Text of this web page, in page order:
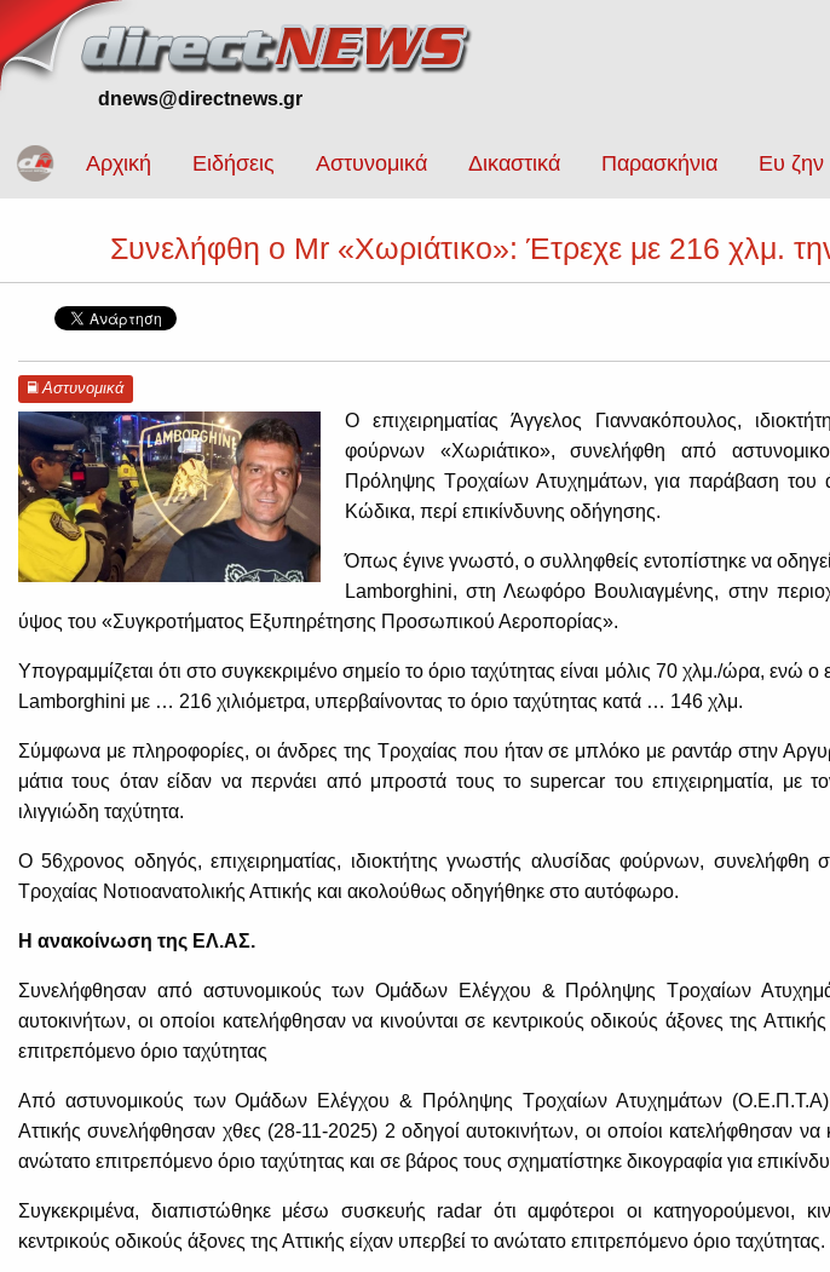
dnews@directnews.gr
Αρχική Ειδήσεις Αστυνομικά Δικαστικά Παρασκήνια Ευ ζην
Συνελήφθη ο Mr «Χωριάτικο»: Έτρεχε με 216 χλμ.
Αστυνομικά
Ο επιχειρηματίας Άγγελος Γιαννακόπουλος,
φούρνων «Χωριάτικο», συνελήφθη από
Πρόληψης Τροχαίων Ατυχημάτων, για παράβαση του
Κώδικα, περί επικίνδυνης οδήγησης.
Όπως έγινε γνωστό, ο συλληφθείς εντοπίστηκε να
Lamborghini, στη Λεωφόρο Βουλιαγμένης, στην
ύψος του «Συγκροτήματος Εξυπηρέτησης Προσωπικού Αεροπορίας».
Υπογραμμίζεται ότι στο συγκεκριμένο σημείο το όριο ταχύτητας είναι μόλις 70 χλμ./ώρα, ενώ ο
Lamborghini με … 216 χιλιόμετρα, υπερβαίνοντας το όριο ταχύτητας κατά … 146 χλμ.
Σύμφωνα με πληροφορίες, οι άνδρες της Τροχαίας που ήταν σε μπλόκο με ραντάρ στην
μάτια τους όταν είδαν να περνάει από μπροστά τους το supercar του επιχειρηματία, με
ιλιγγιώδη ταχύτητα.
Ο 56χρονος οδηγός, επιχειρηματίας, ιδιοκτήτης γνωστής αλυσίδας φούρνων, συνελήφθη
Τροχαίας Νοτιοανατολικής Αττικής και ακολούθως οδηγήθηκε στο αυτόφωρο.
Η ανακοίνωση της ΕΛ.ΑΣ.
Συνελήφθησαν από αστυνομικούς των Ομάδων Ελέγχου & Πρόληψης Τροχαίων
αυτοκινήτων, οι οποίοι κατελήφθησαν να κινούνται σε κεντρικούς οδικούς άξονες της
επιτρεπόμενο όριο ταχύτητας
Από αστυνομικούς των Ομάδων Ελέγχου & Πρόληψης Τροχαίων Ατυχημάτων (Ο.Ε.Π.Τ.Α)
Αττικής συνελήφθησαν χθες (28-11-2025) 2 οδηγοί αυτοκινήτων, οι οποίοι κατελήφθησαν να
ανώτατο επιτρεπόμενο όριο ταχύτητας και σε βάρος τους σχηματίστηκε δικογραφία για
Συγκεκριμένα, διαπιστώθηκε μέσω συσκευής radar ότι αμφότεροι οι κατηγορούμενοι,
κεντρικούς οδικούς άξονες της Αττικής είχαν υπερβεί το ανώτατο επιτρεπόμενο όριο ταχύτητας.